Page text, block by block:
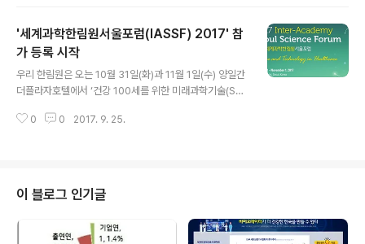
호텔 다이아몬드홀에서 ‘인류 100세 시대의 알츠하이머
치매, 파킨슨병(Homo Hundred Age & Dementia: A
lzheimer’s and Parkinson’s Disease)’을 주제로 제
32회 한림국제심포지엄을 개최했다. 알츠하이머 치매환자
는 전 세계적으로 3.5초, 우리나라에서는 12분에 한 명 꼴
로 발생하는 심각한 질환이다. 특히 우리나라는 2024년
'세계과학한림원서울포럼(IASSF) 2017' 참
가 등록 시작
우리 한림원은 오는 10월 31일(화)과 11월 1일(수) 양일간
더플라자호텔에서 ‘건강 100세를 위한 미래과학기술(Sci
017년 세계과학한림원서울포럼(Inter-Academy Seo
등이 마련되며 스웨덴, 독일, 캐나다, 호주 등 9개국 한림원
대표단이 참석한다. 또한 세계적인 나노과학자이자 ‘DNA
나노로봇' 전문가로 꼽히는 채드 머킨(Chad Mirkin) 노스
웨스턴대학교 교수와 인공나뭇잎 개발의 선구자로 불리는
0 0 2017. 9. 25.
이 블로그 인기글